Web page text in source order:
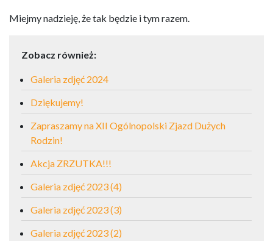
Miejmy nadzieję, że tak będzie i tym razem.
Zobacz również:
Galeria zdjęć 2024
Dziękujemy!
Zapraszamy na XII Ogólnopolski Zjazd Dużych
Rodzin!
Akcja ZRZUTKA!!!
Galeria zdjęć 2023 (4)
Galeria zdjęć 2023 (3)
Galeria zdjęć 2023 (2)